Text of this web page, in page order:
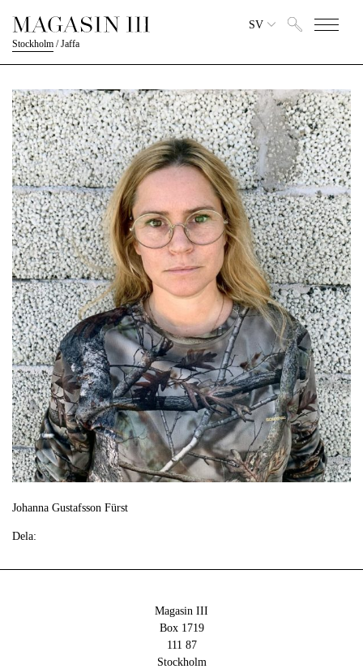
Stockholm /Jaffa
SV
Johanna Gustafsson Fürst
Dela:
Magasin III
Box 1719
111 87
Stockholm